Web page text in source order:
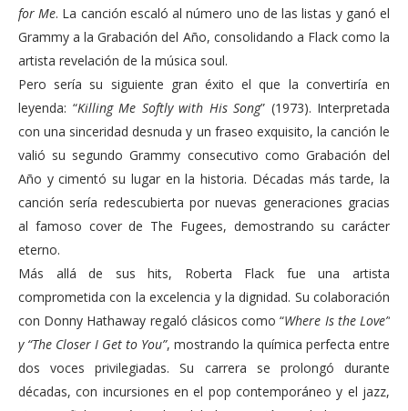
for Me. La canción escaló al número uno de las listas y ganó el
Grammy a la Grabación del Año, consolidando a Flack como la
artista revelación de la música soul.
Pero sería su siguiente gran éxito el que la convertiría en
leyenda: “Killing Me Softly with His Song” (1973). Interpretada
con una sinceridad desnuda y un fraseo exquisito, la canción le
valió su segundo Grammy consecutivo como Grabación del
Año y cimentó su lugar en la historia. Décadas más tarde, la
canción sería redescubierta por nuevas generaciones gracias
al famoso cover de The Fugees, demostrando su carácter
eterno.
Más allá de sus hits, Roberta Flack fue una artista
comprometida con la excelencia y la dignidad. Su colaboración
con Donny Hathaway regaló clásicos como “Where Is the Love”
y “The Closer I Get to You”, mostrando la química perfecta entre
dos voces privilegiadas. Su carrera se prolongó durante
décadas, con incursiones en el pop contemporáneo y el jazz,